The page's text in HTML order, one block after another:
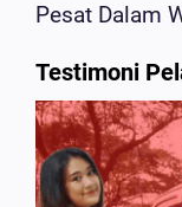
Pesat Dalam
Testimoni